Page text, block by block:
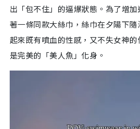
出「包不住」的逼爆狀態。為了增
著一條同款大絲巾，絲巾在夕陽下
起來既有噴血的性感，又不失女神
是完美的「美人魚」化身。